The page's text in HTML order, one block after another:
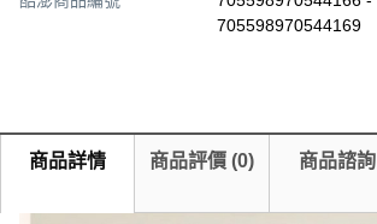
705598970544169
商品詳情 商品評價 (0) 商品諮詢